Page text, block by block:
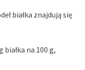
białka znajdują się
białka na 100 g,